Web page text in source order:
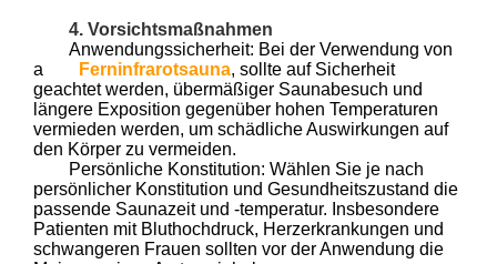
4. Vorsichtsmaßnahmen
Anwendungssicherheit: Bei der Verwendung von
a
Ferninfrarotsauna, sollte auf Sicherheit
geachtet werden, übermäßiger Saunabesuch und
längere Exposition gegenüber hohen Temperaturen
vermieden werden, um schädliche Auswirkungen auf
den Körper zu vermeiden.
Persönliche Konstitution: Wählen Sie je nach
persönlicher Konstitution und Gesundheitszustand die
passende Saunazeit und -temperatur. Insbesondere
Patienten mit Bluthochdruck, Herzerkrankungen und
schwangeren Frauen sollten vor der Anwendung die